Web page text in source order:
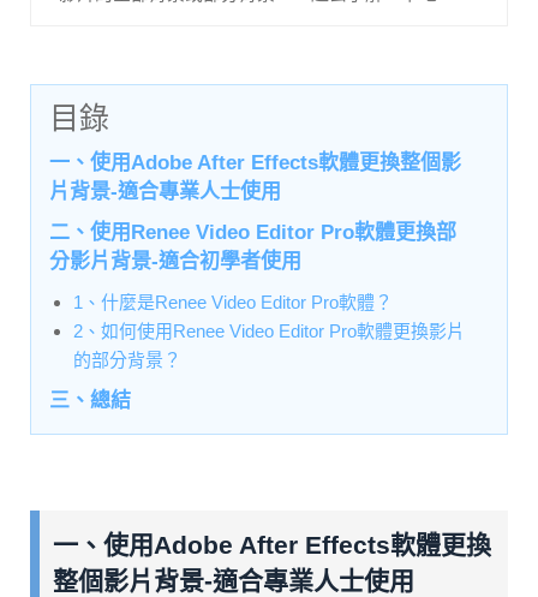
目錄
一、使用Adobe After Effects軟體更換整個影
片背景-適合專業人士使用
二、使用Renee Video Editor Pro軟體更換部
分影片背景-適合初學者使用
1、什麼是Renee Video Editor Pro軟體？
2、如何使用Renee Video Editor Pro軟體更換影片
的部分背景？
三、總結
一、使用Adobe After Effects軟體更換
整個影片背景-適合專業人士使用